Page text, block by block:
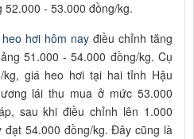
52.000 - 53.000 đồng/kg.
hơi hôm nayđiều chỉnh tăng
51.000 - 54.000 đồng/kg. Cụ
giá heo hơi tại hai tỉnh Hậu
lái thu mua ở mức 53.000
sau khi điều chỉnh lên 1.000
54.000 đồng/kg. Đây cũng là